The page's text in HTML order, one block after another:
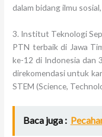
dalam bidang ilmu
3. Institut Teknologi
PTN terbaik di Jawa
ke-12 di Indonesia dan
direkomendasi untuk
STEM (Science,
Baca juga :